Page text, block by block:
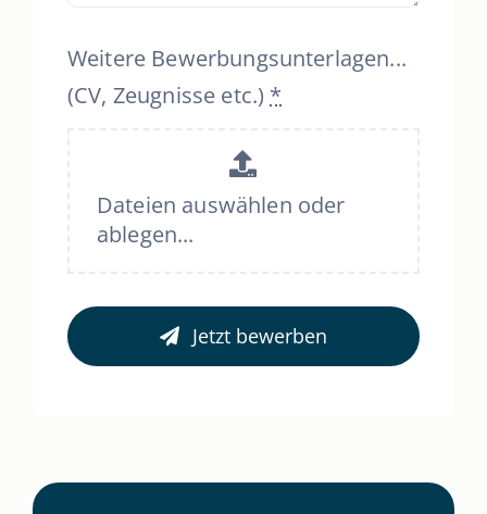
Weitere Bewerbungsunterlagen...
(CV, Zeugnisse etc.) *
Dateien auswählen oder
ablegen...
Jetzt bewerben